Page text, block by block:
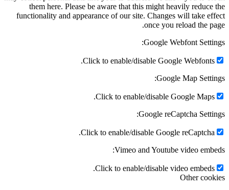
them here. Please be aware that this might heavily reduce the
functionality and appearance of our site. Changes will take effect
once you reload the page.
Google Webfont Settings:
Click to enable/disable Google Webfonts.
Google Map Settings:
Click to enable/disable Google Maps.
Google reCaptcha Settings:
Click to enable/disable Google reCaptcha.
Vimeo and Youtube video embeds:
Click to enable/disable video embeds.
Other cookies